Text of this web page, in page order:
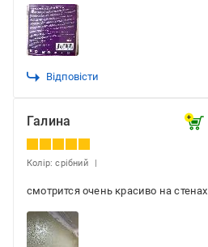
Відповісти
Галина
Колір: срібний
смотрится очень красиво на стенах